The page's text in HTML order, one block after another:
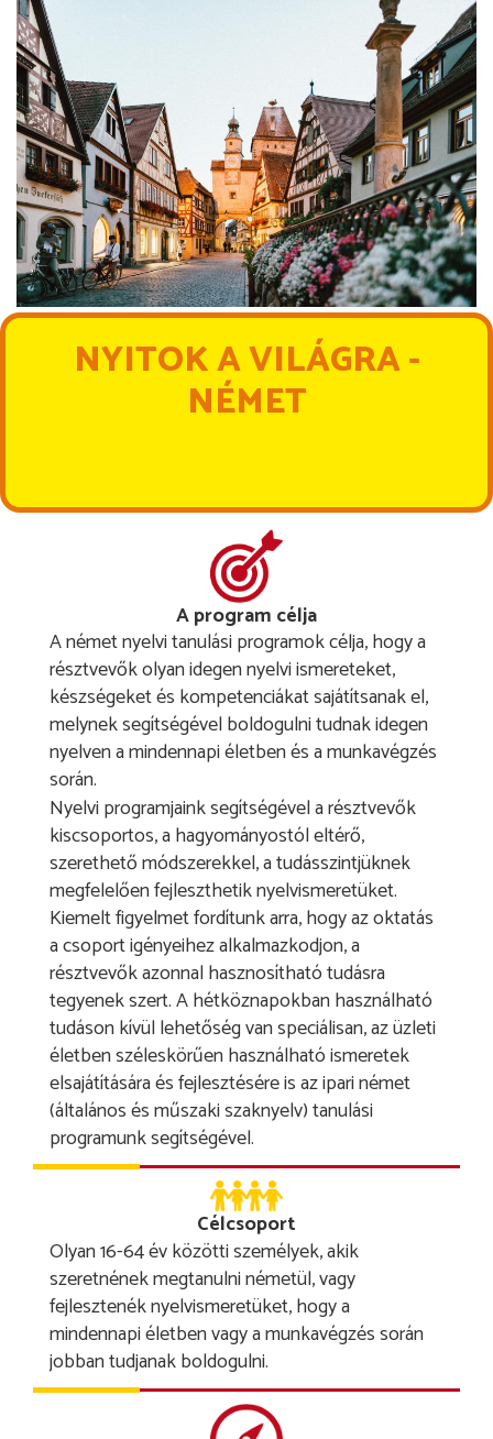
NYITOK A VILÁGRA -
NÉMET
A program célja
A német nyelvi tanulási programok célja, hogy a
résztvevők olyan idegen nyelvi ismereteket,
készségeket és kompetenciákat sajátítsanak el,
melynek segítségével boldogulni tudnak idegen
nyelven a mindennapi életben és a munkavégzés
során.
Nyelvi programjaink segítségével a résztvevők
kiscsoportos, a hagyományostól eltérő,
szerethető módszerekkel, a tudásszintjüknek
megfelelően fejleszthetik nyelvismeretüket.
Kiemelt figyelmet fordítunk arra, hogy az oktatás
a csoport igényeihez alkalmazkodjon, a
résztvevők azonnal hasznosítható tudásra
tegyenek szert. A hétköznapokban használható
tudáson kívül lehetőség van speciálisan, az üzleti
életben széleskörűen használható ismeretek
elsajátítására és fejlesztésére is az ipari német
(általános és műszaki szaknyelv) tanulási
programunk segítségével.
Célcsoport
Olyan 16-64 év közötti személyek, akik
szeretnének megtanulni németül, vagy
fejlesztenék nyelvismeretüket, hogy a
mindennapi életben vagy a munkavégzés során
jobban tudjanak boldogulni.